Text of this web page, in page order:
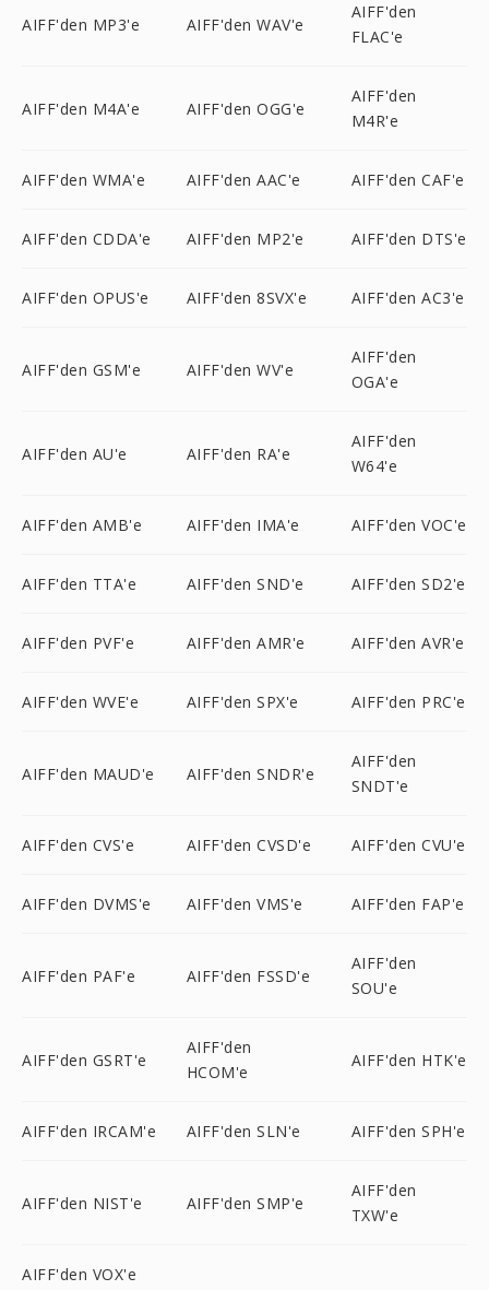
AIFF'den MP3'e AIFF'den WAV'e
AIFF'den
FLAC'e
AIFF'den M4A'e AIFF'den OGG'e
AIFF'den
M4R'e
AIFF'den WMA'e AIFF'den AAC'e AIFF'den CAF'e
AIFF'den CDDA'e AIFF'den MP2'e AIFF'den DTS'e
AIFF'den OPUS'e AIFF'den 8SVX'e AIFF'den AC3'e
AIFF'den GSM'e AIFF'den WV'e
AIFF'den
OGA'e
AIFF'den AU'e AIFF'den RA'e
AIFF'den
W64'e
AIFF'den AMB'e AIFF'den IMA'e AIFF'den VOC'e
AIFF'den TTA'e AIFF'den SND'e AIFF'den SD2'e
AIFF'den PVF'e AIFF'den AMR'e AIFF'den AVR'e
AIFF'den WVE'e AIFF'den SPX'e AIFF'den PRC'e
AIFF'den MAUD'e AIFF'den SNDR'e
AIFF'den
SNDT'e
AIFF'den CVS'e AIFF'den CVSD'e AIFF'den CVU'e
AIFF'den DVMS'e AIFF'den VMS'e AIFF'den FAP'e
AIFF'den PAF'e AIFF'den FSSD'e
AIFF'den
SOU'e
AIFF'den GSRT'e
AIFF'den
HCOM'e
AIFF'den HTK'e
AIFF'den IRCAM'e AIFF'den SLN'e AIFF'den SPH'e
AIFF'den NIST'e AIFF'den SMP'e
AIFF'den
TXW'e
AIFF'den VOX'e